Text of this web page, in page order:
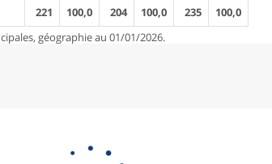
221 100,0 204 100,0 235
100,0
géographie au 01/01/2026.